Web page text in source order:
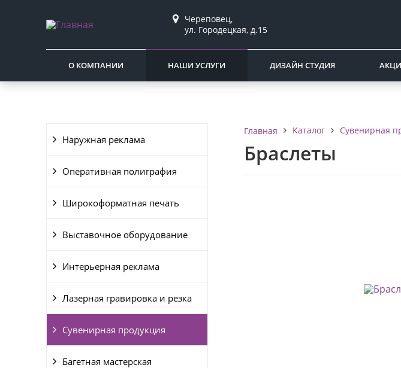
Череповец,
ул. Городецкая, д.15
О КОМПАНИИ НАШИ УСЛУГИ ДИЗАЙН СТУДИЯ
Наружная реклама
Оперативная полиграфия
Широкоформатная печать
Выставочное оборудование
Интерьерная реклама
Лазерная гравировка и резка
Сувенирная продукция
Багетная мастерская
Главная Каталог Сувенирная
Браслеты